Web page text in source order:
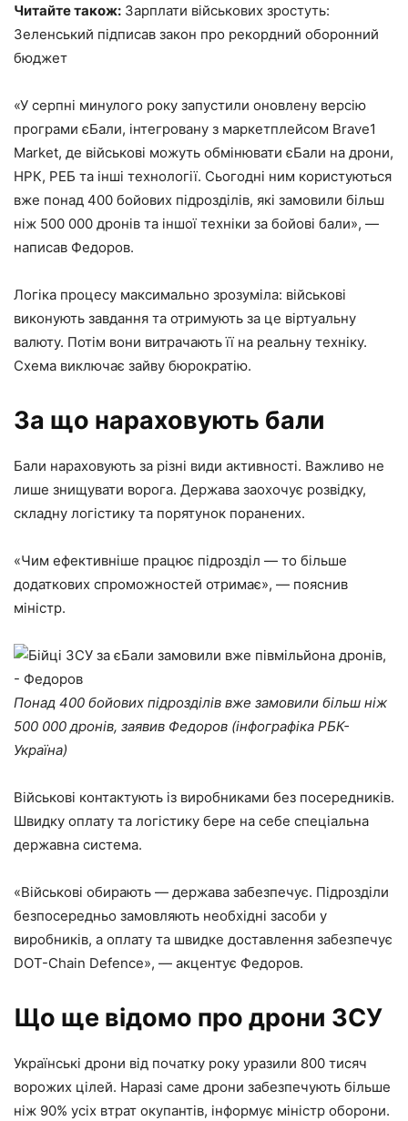
Читайте також: Зарплати військових зростуть:
Зеленський підписав закон про рекордний оборонний
бюджет
«У серпні минулого року запустили оновлену версію
програми єБали, інтегровану з маркетплейсом Brave1
Market, де військові можуть обмінювати єБали на дрони,
НРК, РЕБ та інші технології. Сьогодні ним користуються
вже понад 400 бойових підрозділів, які замовили більш
ніж 500 000 дронів та іншої техніки за бойові бали», —
написав Федоров.
Логіка процесу максимально зрозуміла: військові
виконують завдання та отримують за це віртуальну
валюту. Потім вони витрачають її на реальну техніку.
Схема виключає зайву бюрократію.
За що нараховують бали
Бали нараховують за різні види активності. Важливо не
лише знищувати ворога. Держава заохочує розвідку,
складну логістику та порятунок поранених.
«Чим ефективніше працює підрозділ — то більше
додаткових спроможностей отримає», — пояснив
міністр.
Понад 400 бойових підрозділів вже замовили більш ніж
500 000 дронів, заявив Федоров (інфографіка РБК-
Україна)
Військові контактують із виробниками без посередників.
Швидку оплату та логістику бере на себе спеціальна
державна система.
«Військові обирають — держава забезпечує. Підрозділи
безпосередньо замовляють необхідні засоби у
виробників, а оплату та швидке доставлення забезпечує
DOT-Chain Defence», — акцентує Федоров.
Що ще відомо про дрони ЗСУ
Українські дрони від початку року уразили 800 тисяч
ворожих цілей. Наразі саме дрони забезпечують більше
ніж 90% усіх втрат окупантів, інформує міністр оборони.